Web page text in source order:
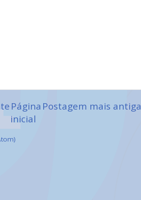
Postagem mais antiga
Página
inicial